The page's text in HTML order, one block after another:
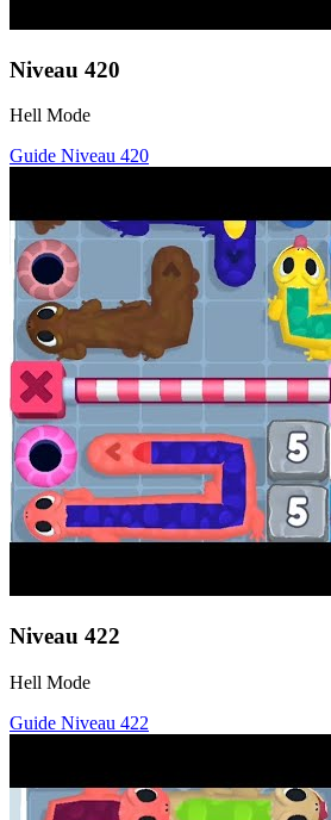
Niveau 420
Hell Mode
Guide Niveau 420
Niveau 422
Hell Mode
Guide Niveau 422